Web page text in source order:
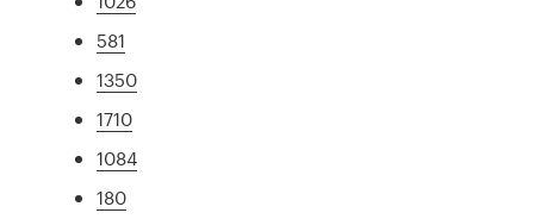
581
1350
1710
1084
180